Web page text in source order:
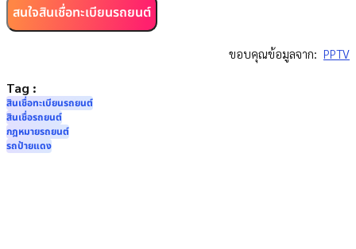
สนใจสินเชื่อทะเบียนรถยนต์
ขอบคุณข้อมูลจาก: PPTV
Tag :
สินเชื่อทะเบียนรถยนต์
สินเชื่อรถยนต์
กฎหมายรถยนต์
รถป้ายแดง